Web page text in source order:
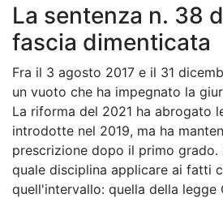
La sentenza n. 38
fascia dimenticata
Fra il 3 agosto 2017 e il 31
un vuoto che ha impegnato la
La riforma del 2021 ha abrogato
introdotte nel 2019, ma ha
prescrizione dopo il primo grado.
quale disciplina applicare ai fatti
quell'intervallo: quella della legge